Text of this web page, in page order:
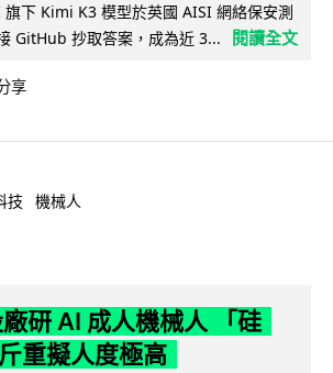
下 Kimi K3 模型於英國 AISI 網絡保安測
GitHub 抄取答案，成為近 3...
閱讀全文
享
技 機械人
研 AI 成人機械人 「硅
重擬人度極高